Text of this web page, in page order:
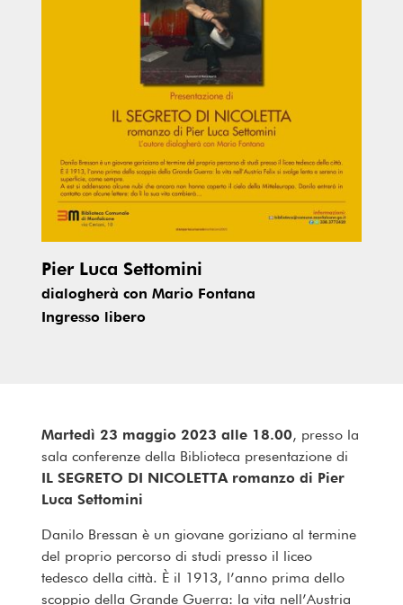
Pier Luca Settomini
dialogherà con Mario Fontana
Ingresso libero
Martedì 23 maggio 2023 alle 18.00, presso la
sala conferenze della Biblioteca presentazione di
IL SEGRETO DI NICOLETTA romanzo di Pier
Luca Settomini
Danilo Bressan è un giovane goriziano al termine
del proprio percorso di studi presso il liceo
tedesco della città. È il 1913, l’anno prima dello
scoppio della Grande Guerra: la vita nell’Austria